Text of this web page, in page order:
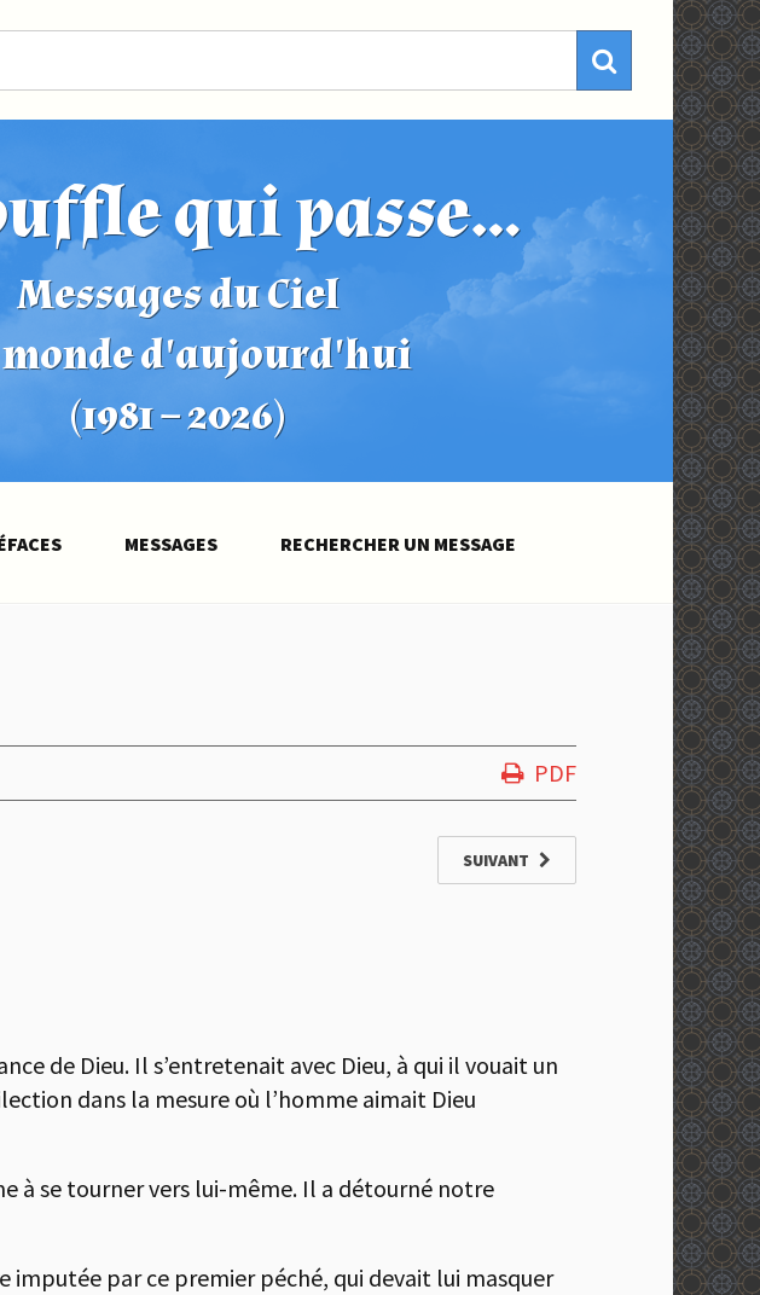
qui passe...
Messages du Ciel
d'aujourd'hui
(1981 – 2026)
MESSAGES RECHERCHER UN MESSAGE
PDF
SUIVANT
de Dieu. Il s’entretenait avec Dieu, à qui il vouait un
dans la mesure où l’homme aimait Dieu
à se tourner vers lui-même. Il a détourné notre
imputée par ce premier péché, qui devait lui masquer